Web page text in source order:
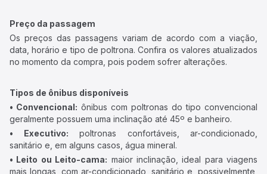
Preço da passagem
Os preços das passagens variam de acordo com a viação,
data, horário e tipo de poltrona. Confira os valores atualizados
no momento da compra, pois podem sofrer alterações.
Tipos de ônibus disponíveis
• Convencional: ônibus com poltronas do tipo convencional
geralmente possuem uma inclinação até 45º e banheiro.
• Executivo: poltronas confortáveis, ar-condicionado,
sanitário e, em alguns casos, água mineral.
• Leito ou Leito-cama: maior inclinação, ideal para viagens
mais longas, com ar-condicionado, sanitário e, possivelmente,